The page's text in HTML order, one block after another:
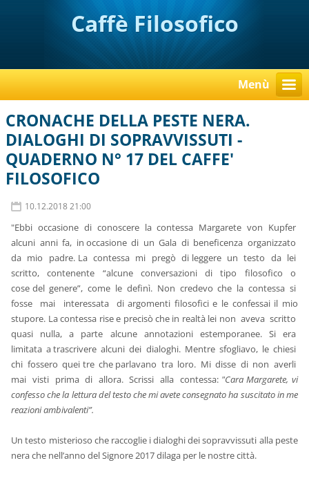
Caffè Filosofico
Menù
CRONACHE DELLA PESTE NERA.
DIALOGHI DI SOPRAVVISSUTI -
QUADERNO N° 17 DEL CAFFE'
FILOSOFICO
10.12.2018 21:00
"Ebbi occasione di conoscere la contessa Margarete von Kupfer
alcuni anni fa, in occasione di un Gala di beneficenza organizzato
da mio padre. La contessa mi pregò di leggere un testo da lei
scritto, contenente “alcune conversazioni di tipo filosofico o
cose del genere”, come le definì. Non credevo che la contessa si
fosse mai interessata di argomenti filosofici e le confessai il mio
stupore. La contessa rise e precisò che in realtà lei non aveva scritto
quasi nulla, a parte alcune annotazioni estemporanee. Si era
limitata a trascrivere alcuni dei dialoghi. Mentre sfogliavo, le chiesi
chi fossero quei tre che parlavano tra loro. Mi disse di non averli
mai visti prima di allora. Scrissi alla contessa: "Cara Margarete, vi
confesso che la lettura del testo che mi avete consegnato ha suscitato in me
reazioni ambivalenti”.
Un testo misterioso che raccoglie i dialoghi dei sopravvissuti alla peste
nera che nell’anno del Signore 2017 dilaga per le nostre città.